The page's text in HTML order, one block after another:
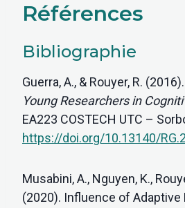
Références
Bibliographie
Guerra, A., & Rouyer, R. (2016).
Young Researchers in
EA223 COSTECH UTC –
https://doi.org/10.13140/
Musabini, A., Nguyen, K.,
(2020). Influence of